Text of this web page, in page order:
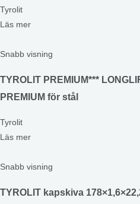
Tyrolit
Läs mer
Snabb visning
TYROLIT PREMIUM***
PREMIUM för stål
Tyrolit
Läs mer
Snabb visning
TYROLIT kapskiva